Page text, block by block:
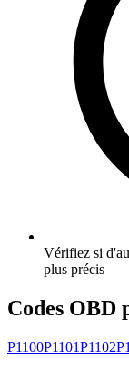
Vérifiez si
plus précis
Codes OBD
P1100P1101P1102